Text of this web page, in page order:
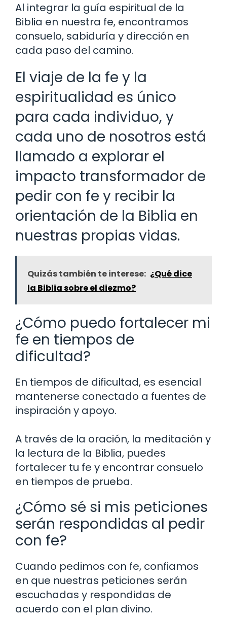
Al integrar la guía espiritual de la
Biblia en nuestra fe, encontramos
consuelo, sabiduría y dirección en
cada paso del camino.
El viaje de la fe y la
espiritualidad es único
para cada individuo, y
cada uno de nosotros está
llamado a explorar el
impacto transformador de
pedir con fe y recibir la
orientación de la Biblia en
nuestras propias vidas.
Quizás también te interese: ¿Qué dice
la Biblia sobre el diezmo?
¿Cómo puedo fortalecer mi
fe en tiempos de
dificultad?
En tiempos de dificultad, es esencial
mantenerse conectado a fuentes de
inspiración y apoyo.
A través de la oración, la meditación y
la lectura de la Biblia, puedes
fortalecer tu fe y encontrar consuelo
en tiempos de prueba.
¿Cómo sé si mis peticiones
serán respondidas al pedir
con fe?
Cuando pedimos con fe, confiamos
en que nuestras peticiones serán
escuchadas y respondidas de
acuerdo con el plan divino.